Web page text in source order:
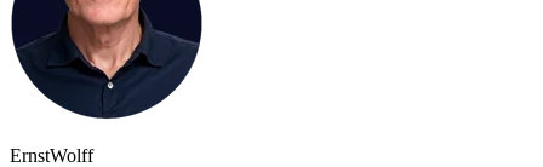
ErnstWolff